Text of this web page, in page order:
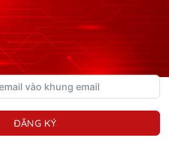
ĐĂNG KÝ